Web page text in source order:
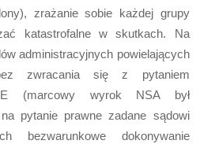
zrażanie sobie każdej grupy
katastrofalne w skutkach. Na
administracyjnych powielających
zwracania się z pytaniem
(marcowy wyrok NSA był
pytanie prawne zadane sądowi
bezwarunkowe dokonywanie